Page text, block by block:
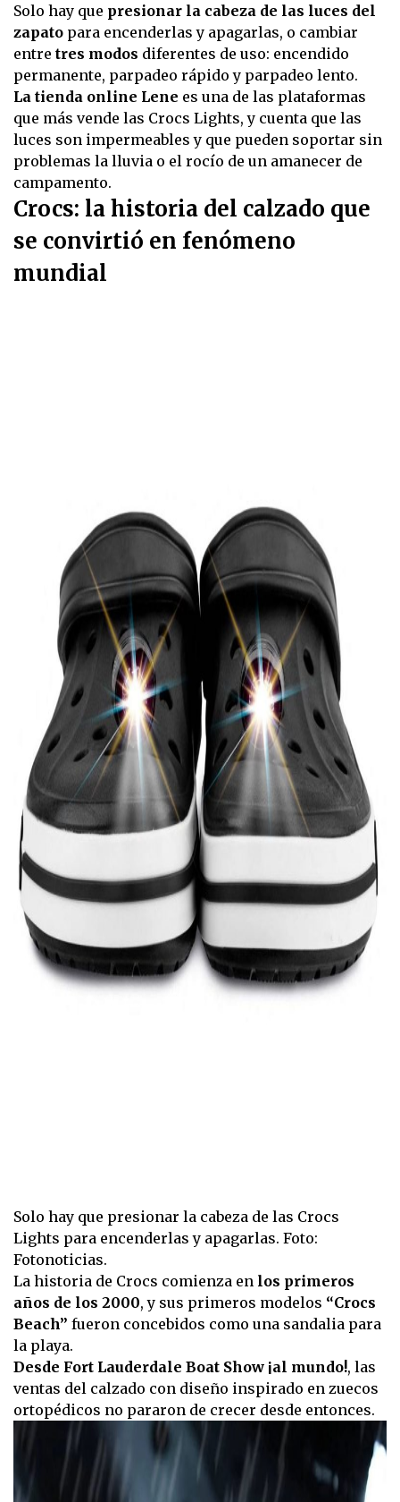
Solo hay que presionar la cabeza de las luces del
zapato para encenderlas y apagarlas, o cambiar
entre tres modos diferentes de uso: encendido
permanente, parpadeo rápido y parpadeo lento.
La tienda online Lene es una de las plataformas
que más vende las Crocs Lights, y cuenta que las
luces son impermeables y que pueden soportar sin
problemas la lluvia o el rocío de un amanecer de
campamento.
Crocs: la historia del calzado que
se convirtió en fenómeno
mundial
Solo hay que presionar la cabeza de las Crocs
Lights para encenderlas y apagarlas. Foto:
Fotonoticias.
La historia de Crocs comienza en los primeros
años de los 2000, y sus primeros modelos “Crocs
Beach” fueron concebidos como una sandalia para
la playa.
Desde Fort Lauderdale Boat Show ¡al mundo!, las
ventas del calzado con diseño inspirado en zuecos
ortopédicos no pararon de crecer desde entonces.